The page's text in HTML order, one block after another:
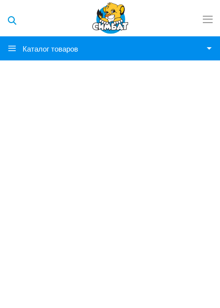
Каталог товаров